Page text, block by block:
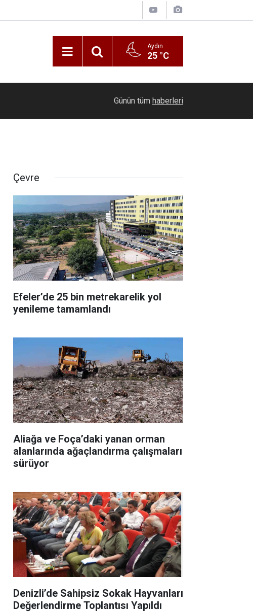
Aydın
25 °C
Ölmeye görGünün tüm haberleri
Çevre
Efeler’de 25 bin metrekarelik yol
yenileme tamamlandı
Aliağa ve Foça’daki yanan orman
alanlarında ağaçlandırma çalışmaları
sürüyor
Denizli’de Sahipsiz Sokak Hayvanları
Değerlendirme Toplantısı Yapıldı